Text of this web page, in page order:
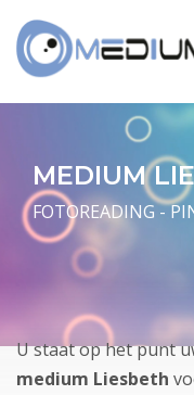
MEDIUM
FOTOREADING -
U staat op het punt
medium Liesbeth